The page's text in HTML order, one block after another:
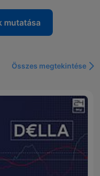
mutatása
Összes megtekintése